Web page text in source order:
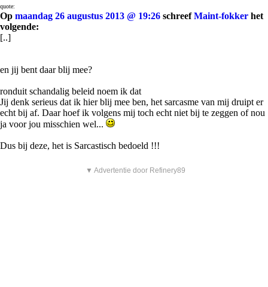
quote:
Op maandag 26 augustus 2013 @ 19:26 schreefMaint-fokker het
volgende:
[..]
en jij bent daar blij mee?
ronduit schandalig beleid noem ik dat
Jij denk serieus dat ik hier blij mee ben, het sarcasme van mij druipt er
echt bij af. Daar hoef ik volgens mij toch echt niet bij te zeggen of nou
ja voor jou misschien wel...
Dus bij deze, het is Sarcastisch bedoeld !!!
▼ Advertentie door Refinery89